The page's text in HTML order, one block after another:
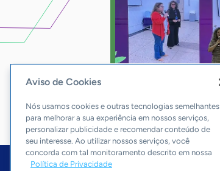
Aviso de Cookies
Nós usamos cookies e outras tecnologias semelhantes
para melhorar a sua experiência em nossos serviços,
personalizar publicidade e recomendar conteúdo de
seu interesse. Ao utilizar nossos serviços, você
concorda com tal monitoramento descrito em nossa
Política de Privacidade